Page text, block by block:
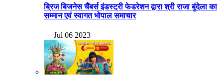
ब्रिज बिजनेस चैंबर्स इंडस्ट्री फेडरेशन द्वारा श्री राजा बुंदेला का
सम्मान एवं स्वागत भोपाल समाचार
— Jul 06 2023